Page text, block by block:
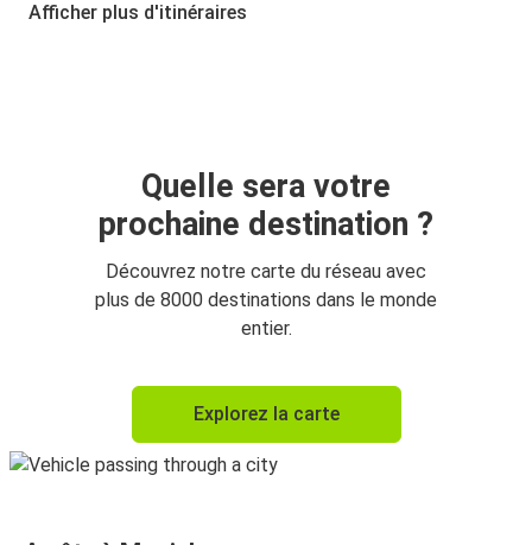
Vienne
Prague
Munich
Innsbruck
Afficher plus d'itinéraires
Quelle sera votre
prochaine destination ?
Découvrez notre carte du réseau avec
plus de 8000 destinations dans le monde
entier.
Explorez la carte